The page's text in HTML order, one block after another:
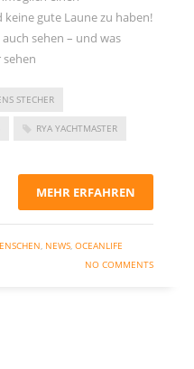
gute Laune zu haben!
sehen – und was
sehen
STECHER
RYA YACHTMASTER
MEHR ERFAHREN
, NEWS, OCEANLIFE
NO COMMENTS